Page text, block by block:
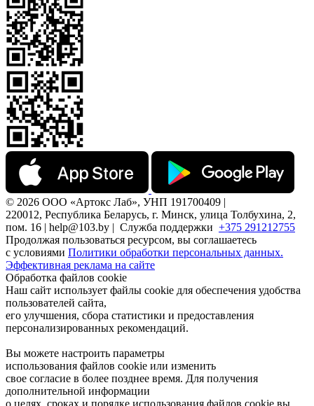
© 2026 ООО «Артокс Лаб», УНП 191700409 |
220012, Республика Беларусь, г. Минск, улица Толбухина, 2,
пом. 16 | help@103.by | Служба поддержки +375 291212755
Продолжая пользоваться ресурсом, вы соглашаетесь
с условиями Политики обработки персональных данных.
Эффективная реклама на сайте
Обработка файлов cookie
Наш сайт использует файлы cookie для обеспечения удобства
пользователей сайта,
его улучшения, сбора статистики и предоставления
персонализированных рекомендаций.
Вы можете настроить параметры
использования файлов cookie или изменить
свое согласие в более позднее время. Для получения
дополнительной информации
о целях, сроках и порядке использования файлов cookie вы